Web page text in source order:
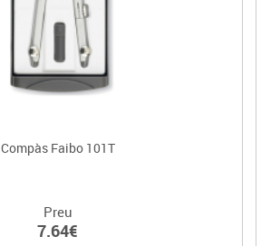
Compàs Faibo 101T
Preu
7.64€